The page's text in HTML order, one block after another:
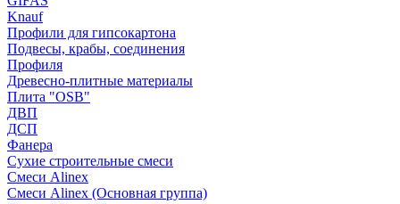
Knauf
Профили для гипсокартона
Подвесы, крабы, соединения
Профиля
Древесно-плитные материалы
Плита "OSB"
ДВП
ДСП
Фанера
Сухие строительные смеси
Смеси Alinex
Смеси Alinex (Основная группа)